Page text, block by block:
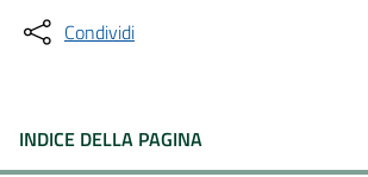
Condividi
INDICE DELLA PAGINA